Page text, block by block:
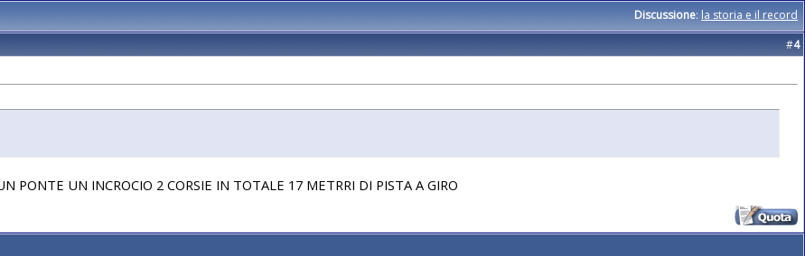
Discussione: la storia e il record
#4
PONTE UN INCROCIO 2 CORSIE IN TOTALE 17 METRRI DI PISTA A GIRO